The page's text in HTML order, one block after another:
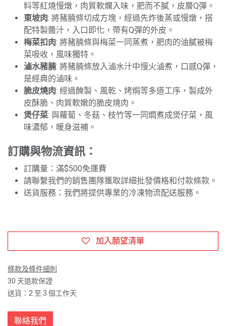
料等紅燒慢燉，肉質軟爛入味，肥而不膩，皮層Q彈。
東坡肉: 將豬腩條切成方塊，經過先炸後蒸或慢燉，搭
配特製醬汁，入口即化，帶有Q彈的外皮。
梅菜扣肉: 將豬腩條與梅菜一同蒸煮，肥肉的油膩被梅
菜吸收，風味獨特。
滷水豬腩: 將豬腩條放入滷水汁中慢火滷煮，口感Q彈，
是經典的滷味。
脆皮燒肉: 經過醃製、風乾、烤焗等多道工序，製成外
皮酥脆、肉質軟嫩的脆皮燒肉。
煲仔菜: 與蘿蔔、冬菇、枝竹等一同燜煮成煲仔菜，風
味濃郁，暖身滋補。
訂購與物流資訊：
訂購量：滿$500免運費
請聯繫我們的銷售團隊獲取詳細批發價格和付款條款。
送貨服務：我們將提供專業的冷凍物流配送服務。
加入願望清單
條款及條件細則
30 天退款保證
送貨：2 至 3 個工作天
聯絡我們